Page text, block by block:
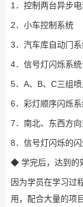
1．控制两台异步
2．小车控制系统
3．汽车库自动门
4．信号灯闪烁系
5．A、B、C三组
6．彩灯顺序闪烁
7．南北、东西方
8．信号灯闪烁的
◆ 学完后，达到的
因为学员在学习
用，配合大量的项